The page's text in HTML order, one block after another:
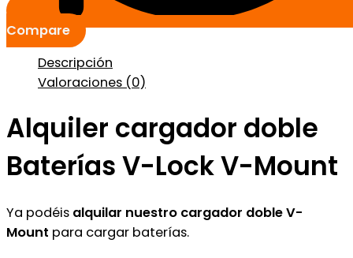
Compare
Descripción
Valoraciones (0)
Alquiler cargador doble
Baterías V-Lock V-Mount
Ya podéis alquilar nuestro cargador doble V-
Mount para cargar baterías.